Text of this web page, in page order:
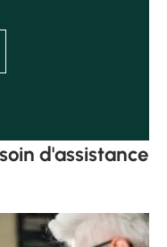
d'assistance